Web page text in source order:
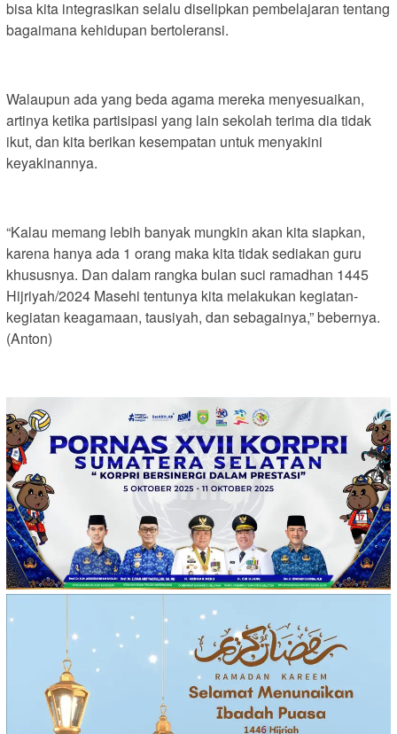
bisa kita integrasikan selalu diselipkan pembelajaran tentang
bagaimana kehidupan bertoleransi.
Walaupun ada yang beda agama mereka menyesuaikan,
artinya ketika partisipasi yang lain sekolah terima dia tidak
ikut, dan kita berikan kesempatan untuk menyakini
keyakinannya.
“Kalau memang lebih banyak mungkin akan kita siapkan,
karena hanya ada 1 orang maka kita tidak sediakan guru
khususnya. Dan dalam rangka bulan suci ramadhan 1445
Hijriyah/2024 Masehi tentunya kita melakukan kegiatan-
kegiatan keagamaan, tausiyah, dan sebagainya,” bebernya.
(Anton)